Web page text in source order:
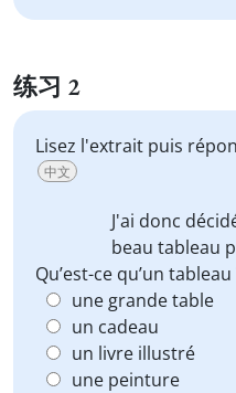
练习 2
Lisez l'extrait puis
中文
J'ai donc
beau tableau
Qu’est-ce qu’un tableau
une grande table
un cadeau
un livre illustré
une peinture